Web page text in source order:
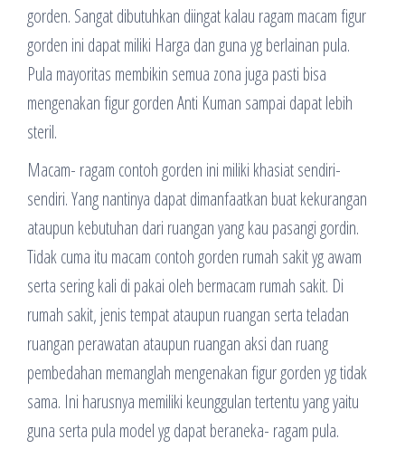
gorden. Sangat dibutuhkan diingat kalau ragam macam figur
gorden ini dapat miliki Harga dan guna yg berlainan pula.
Pula mayoritas membikin semua zona juga pasti bisa
mengenakan figur gorden Anti Kuman sampai dapat lebih
steril.
Macam- ragam contoh gorden ini miliki khasiat sendiri-
sendiri. Yang nantinya dapat dimanfaatkan buat kekurangan
ataupun kebutuhan dari ruangan yang kau pasangi gordin.
Tidak cuma itu macam contoh gorden rumah sakit yg awam
serta sering kali di pakai oleh bermacam rumah sakit. Di
rumah sakit, jenis tempat ataupun ruangan serta teladan
ruangan perawatan ataupun ruangan aksi dan ruang
pembedahan memanglah mengenakan figur gorden yg tidak
sama. Ini harusnya memiliki keunggulan tertentu yang yaitu
guna serta pula model yg dapat beraneka- ragam pula.